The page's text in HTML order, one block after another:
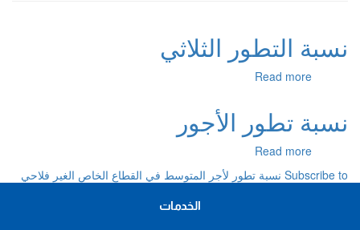
نسبة التطور الثلاثي
Read more
الثلاثي
نسبة تطور الأجور
Read more
نسبة
تطور
Subscribe to نسبة تطور لأجر المتوسط في القطاع الخاص الغير فلاحي
الخدمات